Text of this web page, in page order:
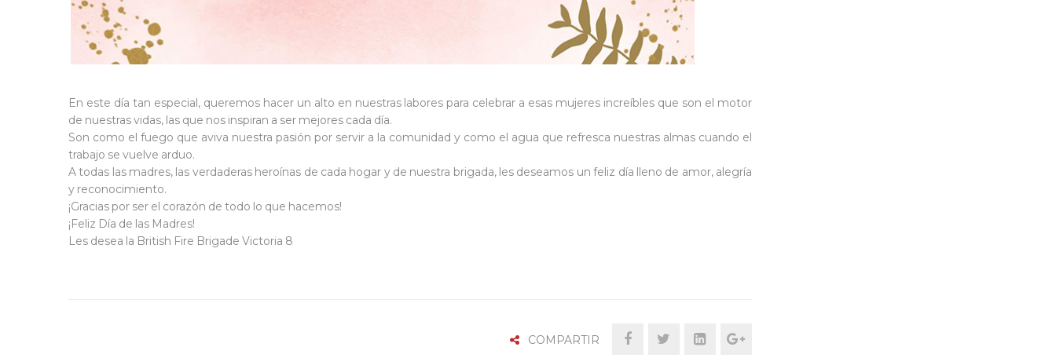
En este día tan especial, queremos hacer un alto en nuestras labores para celebrar a esas mujeres increíbles que son el motor
de nuestras vidas, las que nos inspiran a ser mejores cada día.
Son como el fuego que aviva nuestra pasión por servir a la comunidad y como el agua que refresca nuestras almas cuando el
trabajo se vuelve arduo.
A todas las madres, las verdaderas heroínas de cada hogar y de nuestra brigada, les deseamos un feliz día lleno de amor, alegría
y reconocimiento.
¡Gracias por ser el corazón de todo lo que hacemos!
¡Feliz Día de las Madres!
Les desea la British Fire Brigade Victoria 8
COMPARTIR